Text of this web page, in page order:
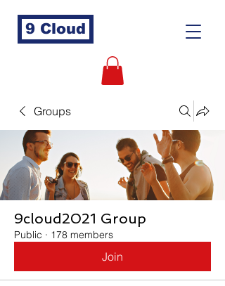
9 Cloud
Groups
9cloud2021 Group
Public · 178 members
Join